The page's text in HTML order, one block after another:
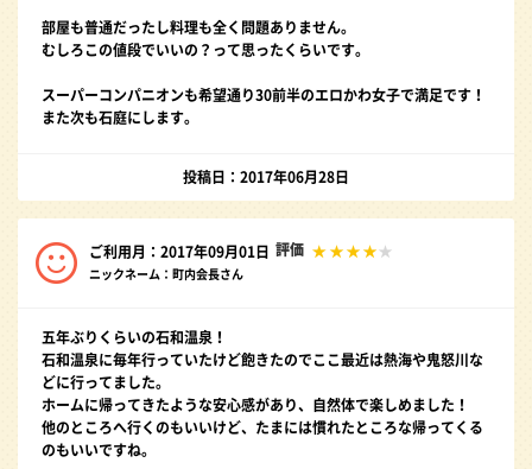
部屋も普通だったし料理も全く問題ありません。
むしろこの値段でいいの？って思ったくらいです。
スーパーコンパニオンも希望通り30前半のエロかわ女子で満足です！
また次も石庭にします。
投稿日：2017年06月28日
ご利用月：2017年09月01日 評価
ニックネーム：町内会長さん
五年ぶりくらいの石和温泉！
石和温泉に毎年行っていたけど飽きたのでここ最近は熱海や鬼怒川な
どに行ってました。
ホームに帰ってきたような安心感があり、自然体で楽しめました！
他のところへ行くのもいいけど、たまには慣れたところな帰ってくる
のもいいですね。